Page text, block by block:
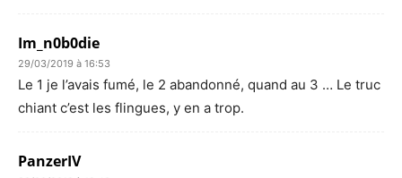
Im_n0b0die
29/03/2019 à 16:53
Le 1 je l’avais fumé, le 2 abandonné, quand au 3 … Le truc
chiant c’est les flingues, y en a trop.
PanzerIV